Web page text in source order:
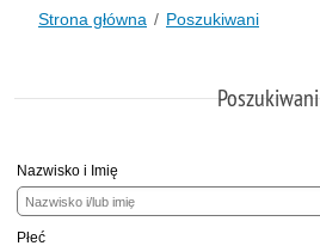
Strona główna Poszukiwani
Poszukiwani
Nazwisko i Imię
Płeć